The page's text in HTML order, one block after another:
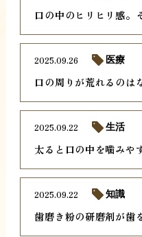
口の中のヒリヒリ感。
口の周りが荒れるのは
2025.09.26 医療
太ると口の中を噛みや
2025.09.22 生活
歯磨き粉の研磨剤が歯
2025.09.22 知識